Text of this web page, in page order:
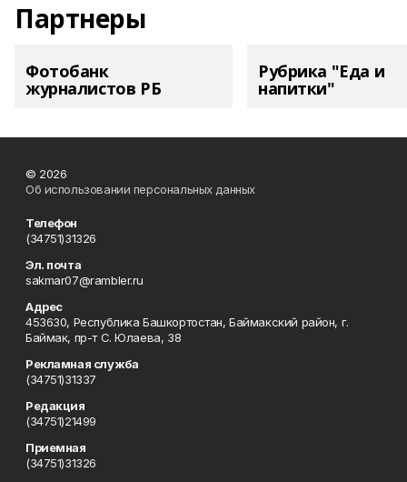
Партнеры
Фотобанк
журналистов РБ
Рубрика "Еда и
напитки"
© 2026
Об использовании персональных данных
Телефон
(34751)31326
Эл. почта
sakmar07@rambler.ru
Адрес
453630, Республика Башкортостан, Баймакский район, г.
Баймак, пр-т С. Юлаева, 38
Рекламная служба
(34751)31337
Редакция
(34751)21499
Приемная
(34751)31326